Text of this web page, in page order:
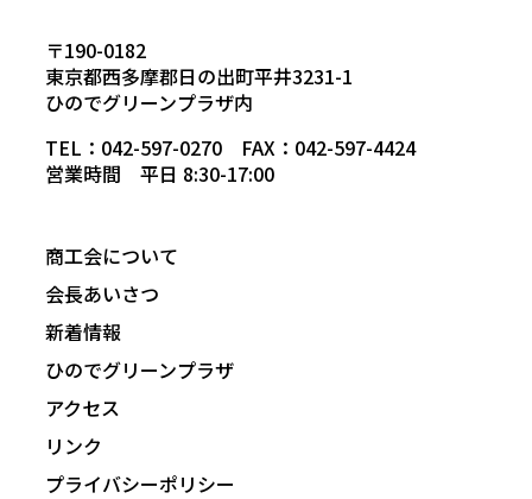
〒190-0182
東京都西多摩郡日の出町平井3231-1
ひのでグリーンプラザ内
TEL：042-597-0270 FAX：042-597-4424
営業時間 平日 8:30-17:00
商工会について
会長あいさつ
新着情報
ひのでグリーンプラザ
アクセス
リンク
プライバシーポリシー